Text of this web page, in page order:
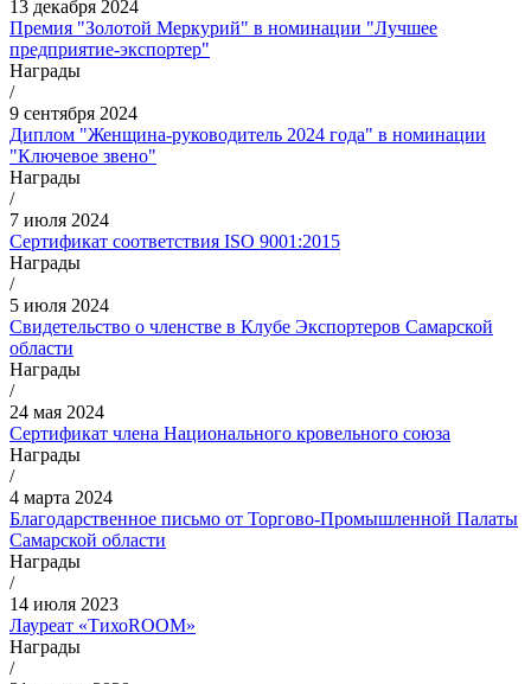
13 декабря 2024
Премия "Золотой Меркурий" в номинации "Лучшее
предприятие-экспортер"
Награды
/
9 сентября 2024
Диплом "Женщина-руководитель 2024 года" в номинации
"Ключевое звено"
Награды
/
7 июля 2024
Сертификат соответствия ISO 9001:2015
Награды
/
5 июля 2024
Свидетельство о членстве в Клубе Экспортеров Самарской
области
Награды
/
24 мая 2024
Сертификат члена Национального кровельного союза
Награды
/
4 марта 2024
Благодарственное письмо от Торгово-Промышленной Палаты
Самарской области
Награды
/
14 июля 2023
Лауреат «ТихоROOM»
Награды
/